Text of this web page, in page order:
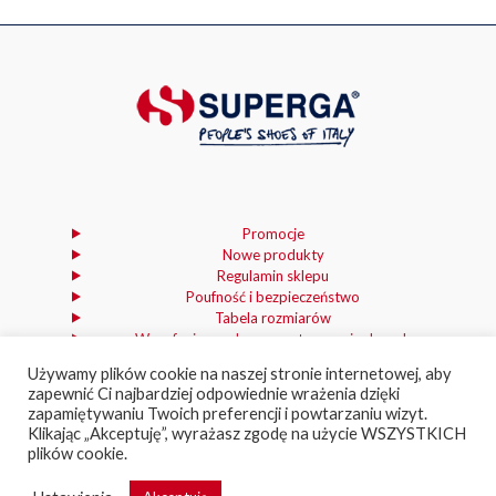
na
na
na
na
Promocje
Nowe produkty
Regulamin sklepu
Poufność i bezpieczeństwo
Tabela rozmiarów
Wycofanie zgody na przetwarzanie danych
Używamy plików cookie na naszej stronie internetowej, aby
zapewnić Ci najbardziej odpowiednie wrażenia dzięki
zapamiętywaniu Twoich preferencji i powtarzaniu wizyt.
Klikając „Akceptuję”, wyrażasz zgodę na użycie WSZYSTKICH
plików cookie.